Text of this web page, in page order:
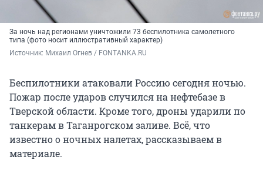
За ночь над регионами уничтожили 73 беспилотника самолетного
типа (фото носит иллюстративный характер)
Источник: Михаил Огнев / FONTANKA.RU
Беспилотники атаковали Россию сегодня ночью.
Пожар после ударов случился на нефтебазе в
Тверской области. Кроме того, дроны ударили по
танкерам в Таганрогском заливе. Всё, что
известно о ночных налетах, рассказываем в
материале.